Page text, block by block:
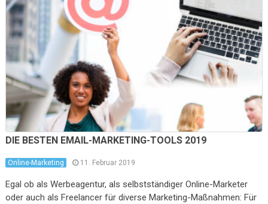
DIE BESTEN EMAIL-MARKETING-TOOLS 2019
Online-Marketing 11. Februar 2019
Egal ob als Werbeagentur, als selbstständiger Online-Marketer
oder auch als Freelancer für diverse Marketing-Maßnahmen: Für